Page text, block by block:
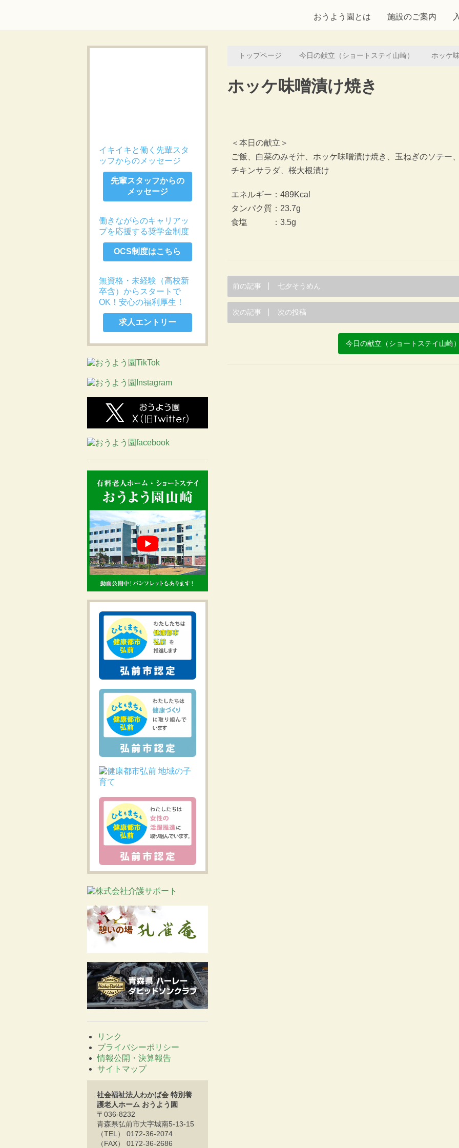
おうよう園とは 施設のご案内
トップページ 今日の献立（ショートステイ山崎） ホッケ
ホッケ味噌漬け焼き
＜本日の献立＞
ご飯、白菜のみそ汁、ホッケ味噌漬け焼き、玉ねぎのソテー
チキンサラダ、桜大根漬け
エネルギー：489Kcal
タンパク質：23.7g
食塩 ：3.5g
前の記事 七夕そうめん
次の記事 次の投稿
今日の献立（ショートステイ山崎
イキイキと働く先輩スタ
ッフからのメッセージ
先輩スタッフからの
メッセージ
働きながらのキャリアッ
プを応援する奨学金制度
OCS制度はこちら
無資格・未経験（高校新
卒含）からスタートで
OK！安心の福利厚生！
求人エントリー
リンク
プライバシーポリシー
情報公開・決算報告
サイトマップ
社会福祉法人わかば会 特別養
護老人ホーム おうよう園
〒036-8232
青森県弘前市大字城南5-13-15
（TEL） 0172-36-2074
（FAX） 0172-36-2686